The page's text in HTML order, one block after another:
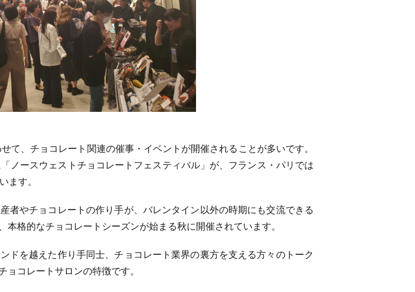
て、チョコレート関連の催事・イベントが開催されることが多いです。
ノースウェストチョコレートフェスティバル」が、フランス・パリでは
ます。
者やチョコレートの作り手が、バレンタイン以外の時期にも交流できる
格的なチョコレートシーズンが始まる秋に開催されています。
ドを越えた作り手同士、チョコレート業界の裏方を支える方々のトーク
コレートサロンの特徴です。